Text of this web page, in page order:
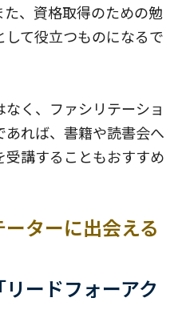
、資格取得のための勉
て役立つものになるで
く、ファシリテーショ
れば、書籍や読書会へ
講することもおすすめ
ターに出会える
ードフォーアク